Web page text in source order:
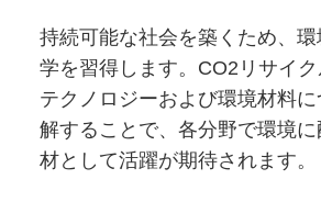
持続可能な社会を築くため、
学を習得します。CO2リサイ
テクノロジーおよび環境材料
解することで、各分野で環境に
材として活躍が期待されます。